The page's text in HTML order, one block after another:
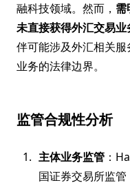
融科技领域。然而，
未直接获得外汇交易业
伴可能涉及外汇相关
业务的法律边界。
监管合规性分析
主体业务监管 ：
国证券交易所监管